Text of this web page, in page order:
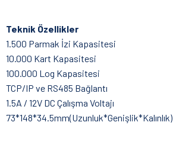
Teknik Özellikler
1.500 Parmak İzi Kapasitesi
10.000 Kart Kapasitesi
100.000 Log Kapasitesi
TCP/IP ve RS485 Bağlantı
1.5A / 12V DC Çalışma Voltajı
73*148*34.5mm(Uzunluk*Genişlik*Kalınlık)